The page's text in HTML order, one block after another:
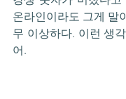
온라인이라도 그게 말
무 이상하다. 이런 생
어.